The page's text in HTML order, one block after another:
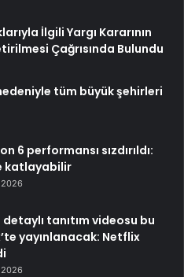
İlgili Yargı Kararının
Çağrısında Bulundu
tüm büyük şehirleri
6 performansı sızdırıldı:
katlayabilir
detaylı tanıtım videosu bu
yayınlanacak: Netflix